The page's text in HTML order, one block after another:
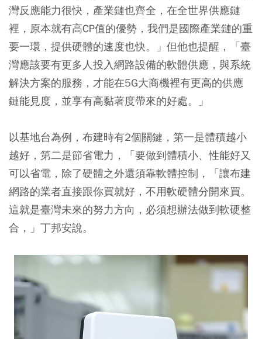
灣反應能力很快，產業鏈也齊全，在全世界供應鏈
裡，原本就有高CP值的優勢，我們是國際產業鏈的重
要一環，提供硬體的速度也快。」但他也提醒，「臺
灣應該要有更多人投入網路設備的軟體供應，與系統
解決方案的服務，才能在5G大商機裡有更高的供應
鏈能見度，並享有高黏著度帶來的好處。」
以基地台為例，布建時有2個關鍵，第一是體積越小
越好，第二是節省電力，「要做到體積小、性能好又
可以省電，除了硬體之外還須靠軟體控制，「讓布建
網路的業者直接跟你買就好，不用軟硬體分開來買。
這就是臺灣未來的努力方向，必須想辦法做到軟硬整
合，」丁邦安說。